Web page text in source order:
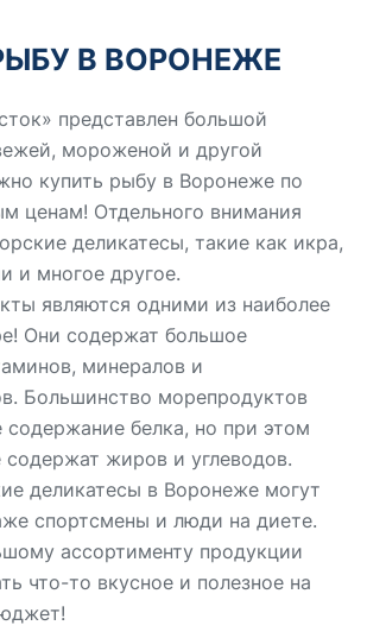
В ВОРОНЕЖЕ
представлен большой
мороженой и другой
купить рыбу в Воронеже по
ценам! Отдельного внимания
деликатесы, такие как икра,
и многое другое.
являются одними из наиболее
Они содержат большое
минералов и
Большинство морепродуктов
белка, но при этом
содержат жиров и углеводов.
деликатесы в Воронеже могут
спортсмены и люди на диете.
ассортименту продукции
что-то вкусное и полезное на